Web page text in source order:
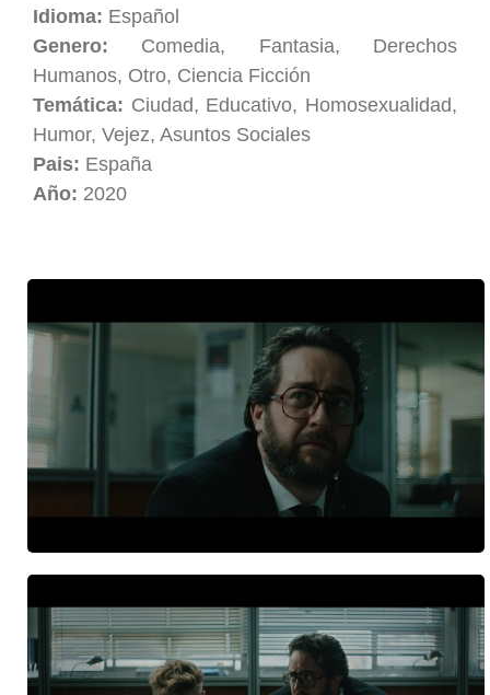
Idioma: Español
Genero: Comedia, Fantasia, Derechos
Humanos, Otro, Ciencia Ficción
Temática: Ciudad, Educativo, Homosexualidad,
Humor, Vejez, Asuntos Sociales
Pais: España
Año: 2020